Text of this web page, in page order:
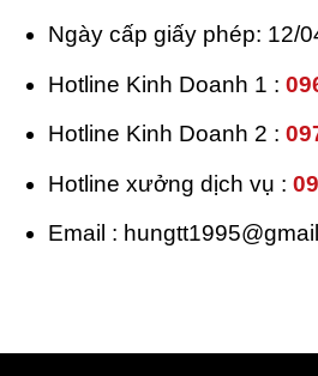
Ngày cấp giấy phép: 12/
Hotline Kinh Doanh 1 :
Hotline Kinh Doanh 2 :
Hotline xưởng dịch vụ :
Email :